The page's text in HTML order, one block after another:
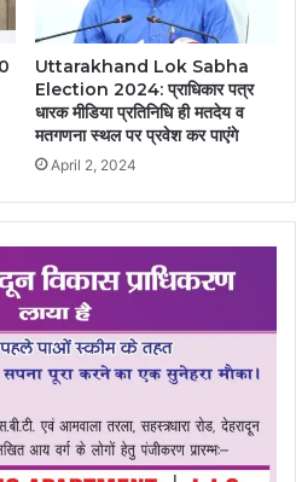
Uttarakhand Lok Sabha
Election 2024: प्राधिकार पत्र
धारक मीडिया प्रतिनिधि ही मतदेय व
मतगणना स्थल पर प्रवेश कर पाएंगे
April 2, 2024